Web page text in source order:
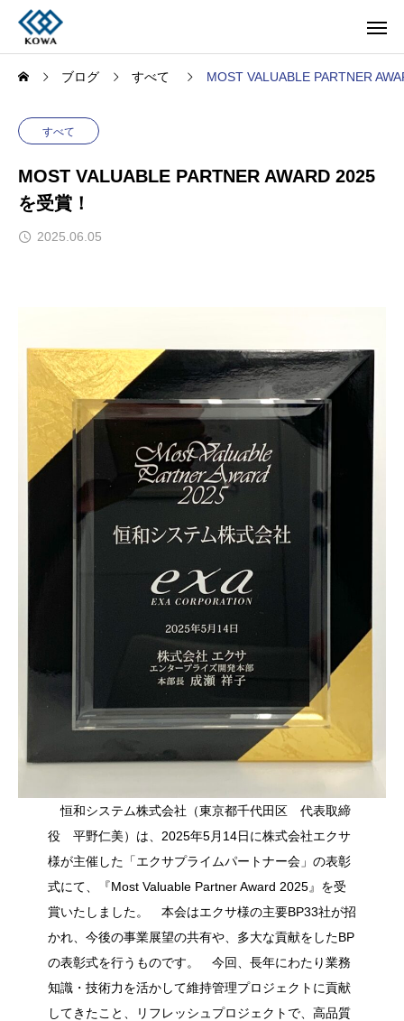
ブログ すべて MOST VALUABLE PARTNER
すべて
MOST VALUABLE PARTNER AWARD 2025
を受賞！
2025.06.05
恒和システム株式会社（東京都千代田区 代表取締
役 平野仁美）は、2025年5月14日に株式会社エクサ
様が主催した「エクサプライムパートナー会」の表彰
式にて、『Most Valuable Partner Award 2025』を受
賞いたしました。 本会はエクサ様の主要BP33社が招
かれ、今後の事業展望の共有や、多大な貢献をしたBP
の表彰式を行うものです。 今回、長年にわたり業務
知識・技術力を活かして維持管理プロジェクトに貢献
してきたこと、リフレッシュプロジェクトで、高品質